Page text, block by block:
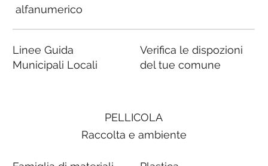
PELLICOLA
Raccolta e ambiente
alfanumerico
Linee Guida
Municipali Locali
Verifica le dispozioni
del tue comune